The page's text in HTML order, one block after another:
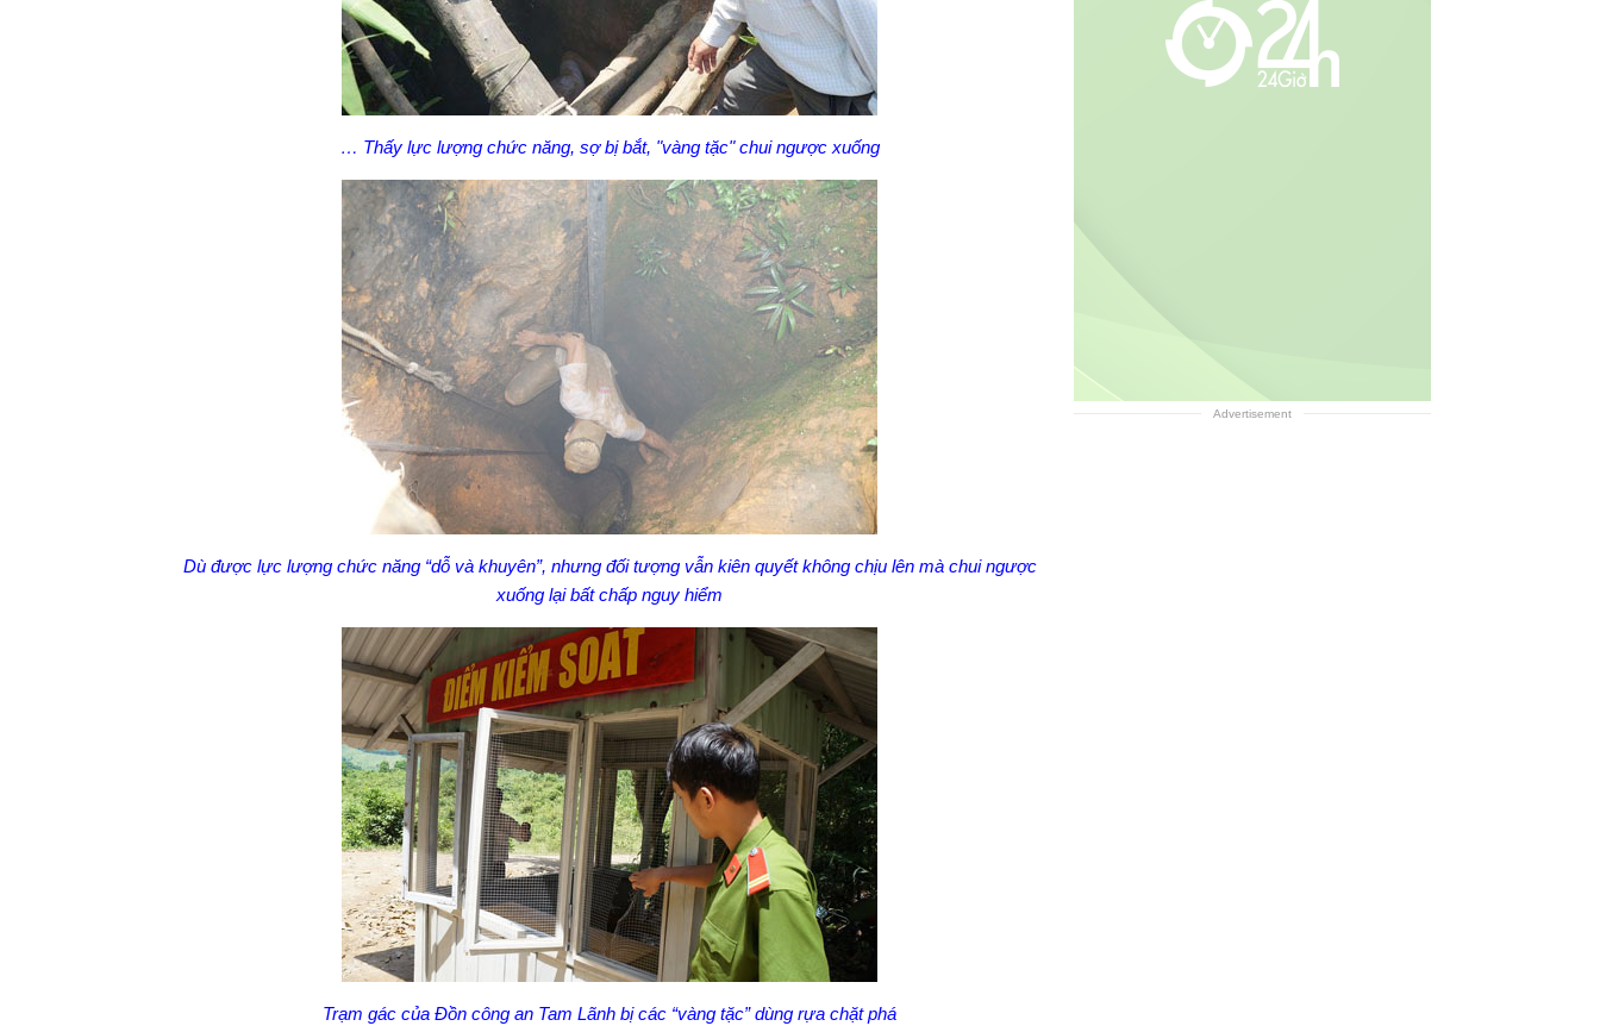
… Thấy lực lượng chức năng, sợ bị bắt, "vàng tặc" chui ngược xuống
Dù được lực lượng chức năng “dỗ và khuyên”, nhưng đối tượng vẫn kiên quyết không chịu lên mà chui ngược
xuống lại bất chấp nguy hiểm
Trạm gác của Đồn công an Tam Lãnh bị các “vàng tặc” dùng rựa chặt phá
Advertisement